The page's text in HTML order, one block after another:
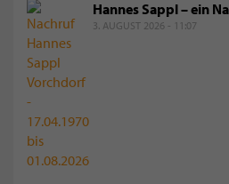
Hannes Sappl – ein
3. AUGUST 2026 - 11:07